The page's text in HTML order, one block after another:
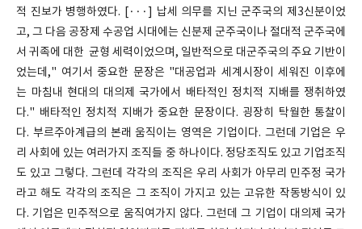
적 진보가 병행하였다. [···] 납세 의무를 지닌 군주국의 제3신분이었
고, 그 다음 공장제 수공업 시대에는 신분제 군주국이나 절대적 군주국에
서 귀족에 대한 균형 세력이었으며, 일반적으로 대군주국의 주요 기반이
었는데," 여기서 중요한 문장은 "대공업과 세계시장이 세워진 이후에
는 마침내 현대의 대의제 국가에서 배타적인 정치적 지배를 쟁취하였
다." 배타적인 정치적 지배가 중요한 문장이다. 굉장히 탁월한 통찰이
다. 부르주아계급의 본래 움직이는 영역은 기업이다. 그런데 기업은 우
리 사회에 있는 여러가지 조직들 중 하나이다. 정당조직도 있고 기업조직
도 있고 그렇다. 그런데 각각의 조직은 우리 사회가 아무리 민주정 국가
라고 해도 각각의 조직은 그 조직이 가지고 있는 고유한 작동방식이 있
다. 기업은 민주적으로 움직여가지 않다. 그런데 그 기업이 대의제 국가